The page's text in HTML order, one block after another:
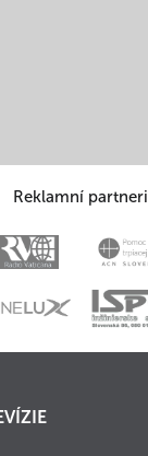
Reklamní partneri